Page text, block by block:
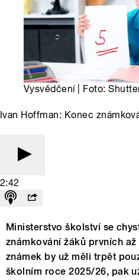
Vysvědčení | Foto:
Ivan Hoffman: Konec
2:42
Ministerstvo školství se
známkování žáků prvních
známek by už měli trpět
školním roce 2025/26, pak